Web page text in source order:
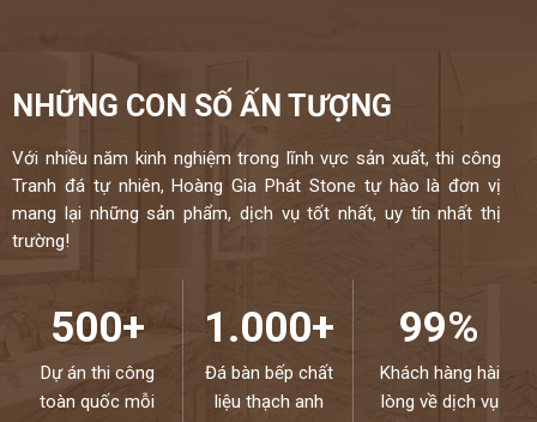
NHỮNG CON SỐ ẤN TƯỢNG
Với nhiều năm kinh nghiệm trong lĩnh vực sản xuất, thi công
Tranh đá tự nhiên, Hoàng Gia Phát Stone tự hào là đơn vị
mang lại những sản phẩm, dịch vụ tốt nhất, uy tín nhất thị
trường!
500+
Dự án thi công
toàn quốc mỗi
1.000+
Đá bàn bếp chất
liệu thạch anh
99%
Khách hàng hài
lòng về dịch vụ